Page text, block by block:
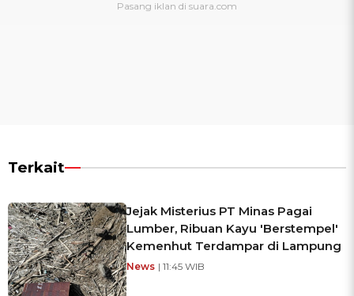
Terkait
Jejak Misterius PT Minas Pagai
Lumber, Ribuan Kayu 'Berstempel'
Kemenhut Terdampar di Lampung
News | 11:45 WIB